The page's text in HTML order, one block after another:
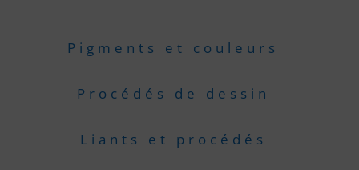
Pigments et couleurs
Procédés de dessin
Liants et procédés